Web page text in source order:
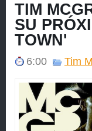
TIM
SU
TOWN'
6:00 Tim